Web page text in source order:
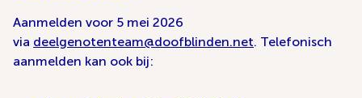
Aanmelden voor 5 mei 2026
via deelgenotenteam@doofblinden.net. Telefonisch
aanmelden kan ook bij: